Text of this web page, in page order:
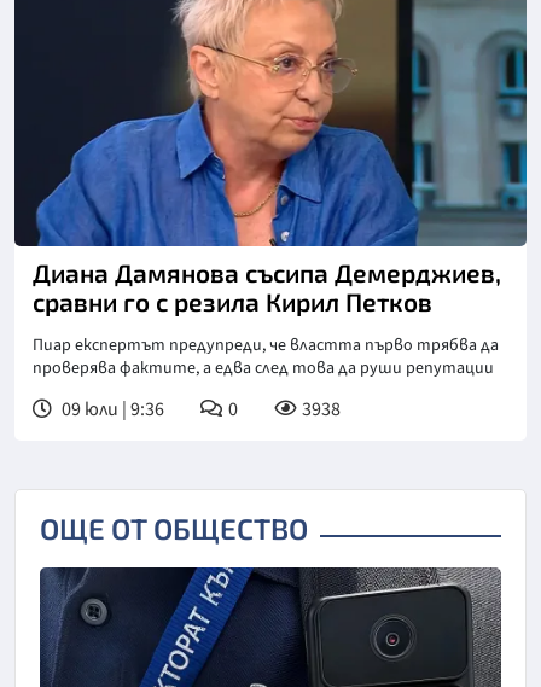
Снимка: Нова телевизия
Диана Дамянова съсипа Демерджиев,
сравни го с резила Кирил Петков
Пиар експертът предупреди, че властта първо трябва да
проверява фактите, а едва след това да руши репутации
09 юли | 9:36 0 3938
ОЩЕ ОТ ОБЩЕСТВО